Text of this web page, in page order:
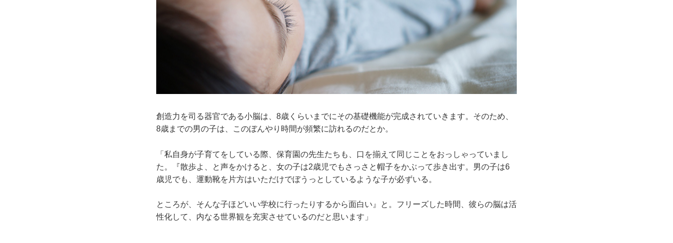
創造力を司る器官である小脳は、8歳くらいまでにその基礎機能が完成されていきます。そのため、
8歳までの男の子は、このぼんやり時間が頻繁に訪れるのだとか。
「私自身が子育てをしている際、保育園の先生たちも、口を揃えて同じことをおっしゃっていまし
た。『散歩よ、と声をかけると、女の子は2歳児でもさっさと帽子をかぶって歩き出す。男の子は6
歳児でも、運動靴を片方はいただけでぼうっとしているような子が必ずいる。
ところが、そんな子ほどいい学校に行ったりするから面白い』と。フリーズした時間、彼らの脳は活
性化して、内なる世界観を充実させているのだと思います」